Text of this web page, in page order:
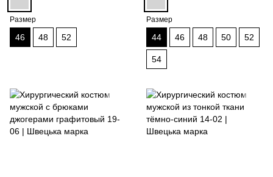
Размер
46 48 52
Размер
44 46 48 50 52
54